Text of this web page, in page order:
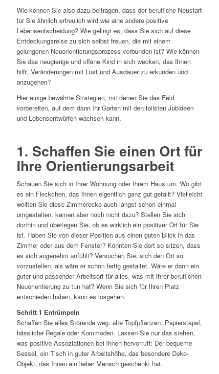
Wie können Sie also dazu beitragen, dass der berufliche Neustart
für Sie ähnlich erfreulich wird wie eine andere positive
Lebensentscheidung? Wie gelingt es, dass Sie sich auf diese
Entdeckungsreise zu sich selbst freuen, die mit einem
gelungenen Neuorientierungsprozess verbunden ist? Wie können
Sie das neugierige und offene Kind in sich wecken, das Ihnen
hilft, Veränderungen mit Lust und Ausdauer zu erkunden und
anzugehen?
Hier einige bewährte Strategien, mit denen Sie das Feld
vorbereiten, auf dem dann Ihr Garten mit den tollsten Jobideen
und Lebensentwürfen wachsen kann.
1. Schaffen Sie einen Ort für
Ihre Orientierungsarbeit
Schauen Sie sich in Ihrer Wohnung oder Ihrem Haus um. Wo gibt
es ein Fleckchen, das Ihnen eigentlich ganz gut gefällt? Vielleicht
wollten Sie diese Zimmerecke auch längst schon einmal
umgestalten, kamen aber noch nicht dazu? Stellen Sie sich
dorthin und überlegen Sie, ob es wirklich ein positiver Ort für Sie
ist. Haben Sie von dieser Position aus einen guten Blick in das
Zimmer oder aus dem Fenster? Könnten Sie dort so sitzen, dass
es sich angenehm anfühlt? Versuchen Sie, sich den Ort so
vorzustellen, als wäre er schon fertig gestaltet. Wäre er dann ein
guter und passender Arbeitsort für alles, was mit Ihrer beruflichen
Neuorientierung zu tun hat? Wenn Sie sich für Ihren Platz
entschieden haben, kann es losgehen.
Schritt 1 Entrümpeln
Schaffen Sie alles Störende weg: alte Topfpflanzen, Papierstapel,
hässliche Regale oder Kommoden. Lassen Sie nur das stehen,
was positive Assoziationen bei Ihnen hervorruft: Der bequeme
Sessel, ein Tisch in guter Arbeitshöhe, das besondere Deko-
Objekt, das Ihnen ein lieber Mensch geschenkt hat.